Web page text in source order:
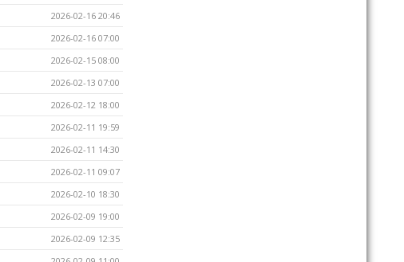
2026-02-16 20:46
2026-02-16 07:00
2026-02-15 08:00
2026-02-13 07:00
2026-02-12 18:00
2026-02-11 19:59
2026-02-11 14:30
2026-02-11 09:07
2026-02-10 18:30
2026-02-09 19:00
2026-02-09 12:35